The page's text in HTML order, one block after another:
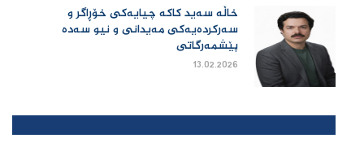
خاڵە سەید کاکە چیایەکی خۆڕاگر و
سەرکردەیەکی مەیدانی و نیو سەدە
پێشمەرگاتی
13.02.2026